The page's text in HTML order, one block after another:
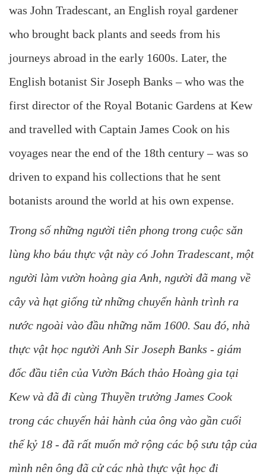
was John Tradescant, an English royal gardener
who brought back plants and seeds from his
journeys abroad in the early 1600s. Later, the
English botanist Sir Joseph Banks – who was the
first director of the Royal Botanic Gardens at Kew
and travelled with Captain James Cook on his
voyages near the end of the 18th century – was so
driven to expand his collections that he sent
botanists around the world at his own expense.
Trong số những người tiên phong trong cuộc săn
lùng kho báu thực vật này có John Tradescant, một
người làm vườn hoàng gia Anh, người đã mang về
cây và hạt giống từ những chuyến hành trình ra
nước ngoài vào đầu những năm 1600. Sau đó, nhà
thực vật học người Anh Sir Joseph Banks - giám
đốc đầu tiên của Vườn Bách thảo Hoàng gia tại
Kew và đã đi cùng Thuyền trưởng James Cook
trong các chuyến hải hành của ông vào gần cuối
thế kỷ 18 - đã rất muốn mở rộng các bộ sưu tập của
mình nên ông đã cử các nhà thực vật học đi